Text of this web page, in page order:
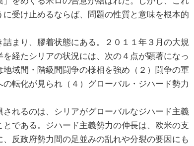
受け止めるならば、問題の性質と意味を根本的
詰まり、膠着状態にある。２０１１年３月の大規
経たシリアの状況には、次の４点が顕著になっ
域間・階級間闘争の様相を強め（２）闘争の軍
転化が見られ（４）グローバル・ジハード勢力
されるのは、シリアがグローバルなジハード主義
である。ジハード主義勢力の伸長は、欧米の支
反政府勢力間の足並みの乱れや分裂の要因にも